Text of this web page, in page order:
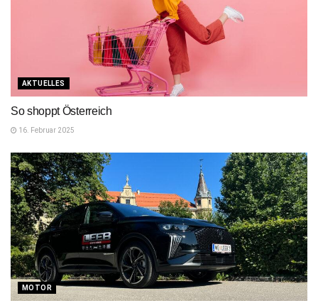
AKTUELLES
So shoppt Österreich
16. Februar 2025
MOTOR